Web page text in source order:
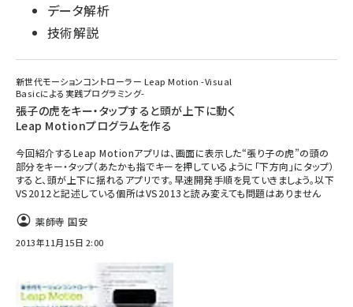
データ解析
技術解説
新世代モーションコントローラー Leap Motion -Visual
Basicによる実践プログラミング-
張子の虎をキー・タップすると頭が上下に動く
Leap Motionプログラムを作る
今回紹介するLeap Motionアプリは、画面に表示した“張り子の虎”の頭の
部分をキー・タップ（あたかも指でキーを押しているように「下方向」にタップ）
すると、頭が上下に揺れるアプリです。早速開発手順を見ていきましょう。以下
VS2012と記述している個所はVS2013と読み変えても問題はありません
薬師寺 国安
2013年11月15日 2:00